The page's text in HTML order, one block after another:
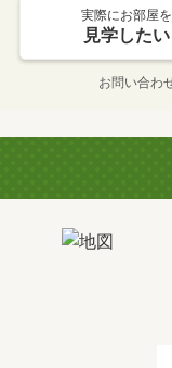
実際にお部屋を
見学したい
お問い合わ